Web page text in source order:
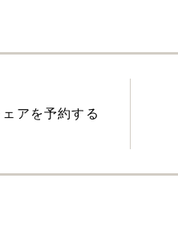
ェアを予約する